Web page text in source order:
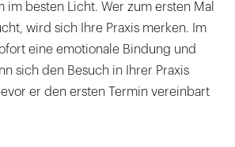
im besten Licht. Wer zum ersten Mal
wird sich Ihre Praxis merken. Im
eine emotionale Bindung und
sich den Besuch in Ihrer Praxis
er den ersten Termin vereinbart